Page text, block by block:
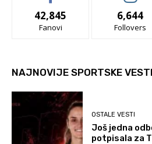
42,845
Fanovi
6,644
Follovers
NAJNOVIJE SPORTSKE VESTI
OSTALE VESTI
Još jedna
potpisala za